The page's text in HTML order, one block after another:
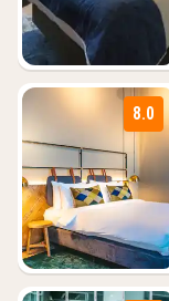
8.0